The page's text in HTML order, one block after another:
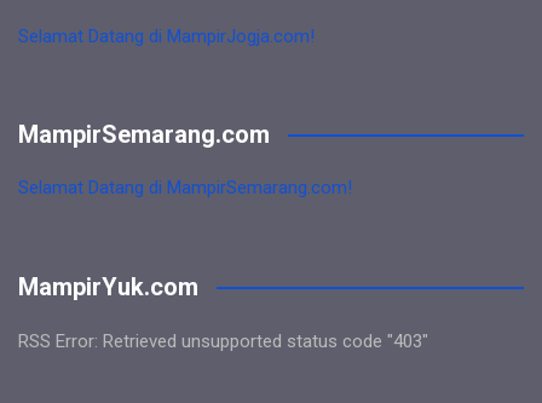
Selamat Datang di MampirJogja.com!
MampirSemarang.com
Selamat Datang di MampirSemarang.com!
MampirYuk.com
RSS Error: Retrieved unsupported status code "403"